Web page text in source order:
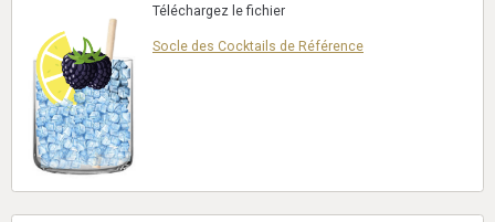
Téléchargez le fichier
Socle des Cocktails de Référence